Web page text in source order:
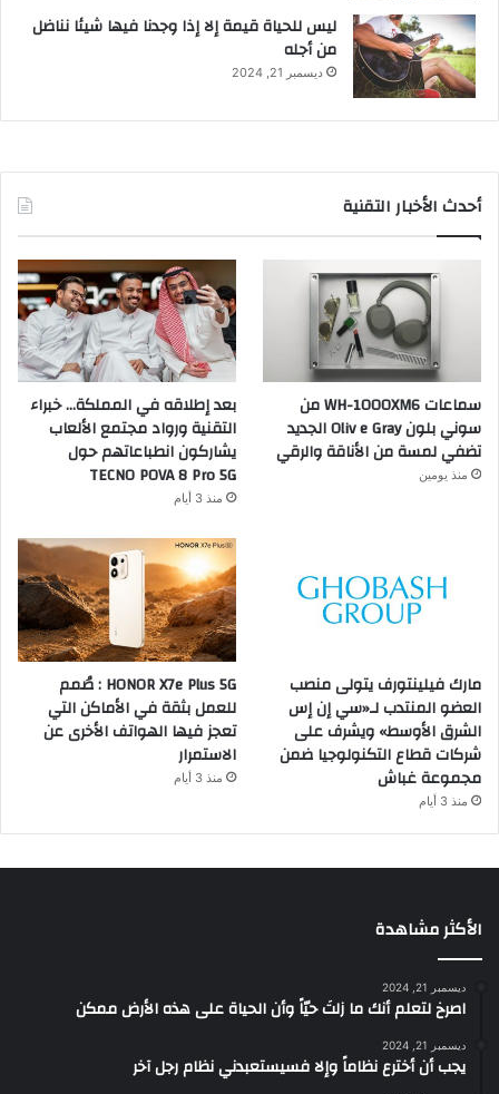
ليس للحياة قيمة إلا إذا وجدنا فيها شيئا نناضل
من أجله
ديسمبر 21, 2024
أحدث الأخبار التقنية
سماعات WH-1000XM6 من
سوني بلون Oliv e Gray الجديد
تضفي لمسة من الأناقة والرقي
منذ يومين
بعد إطلاقه في المملكة… خبراء
التقنية ورواد مجتمع الألعاب
يشاركون انطباعاتهم حول
TECNO POVA 8 Pro 5G
منذ 3 أيام
مارك فيلينتورف يتولى منصب
العضو المنتدب لـ«سي إن إس
الشرق الأوسط» ويشرف على
شركات قطاع التكنولوجيا ضمن
مجموعة غباش
منذ 3 أيام
HONOR X7e Plus 5G : صُمم
للعمل بثقة في الأماكن التي
تعجز فيها الهواتف الأخرى عن
الاستمرار
منذ 3 أيام
الأكثر مشاهدة
ديسمبر 21, 2024
‫اصرخ لتعلم أنك ما زلتَ حيّاً وأن الحياة على هذه الأرض ممكن
ديسمبر 21, 2024
يجب أن أخترع نظاماً وإلا فسيستعبدني نظام رجل آخر